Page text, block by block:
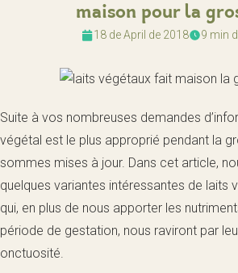
maison pour la
18 de April de 2018 9 min
Suite à vos nombreuses demandes
végétal est le plus approprié pendant la
sommes mises à jour. Dans cet article,
quelques variantes intéressantes de laits
qui, en plus de nous apporter les
période de gestation, nous raviront par
onctuosité.